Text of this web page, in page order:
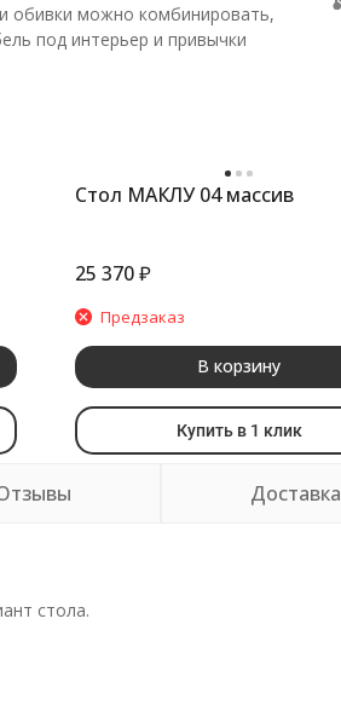
обивки можно комбинировать,
под интерьер и привычки
Стол МАКЛУ 04 массив
25 370₽
Предзаказ
В корзину
Купить в 1 клик
Доставка
стола.